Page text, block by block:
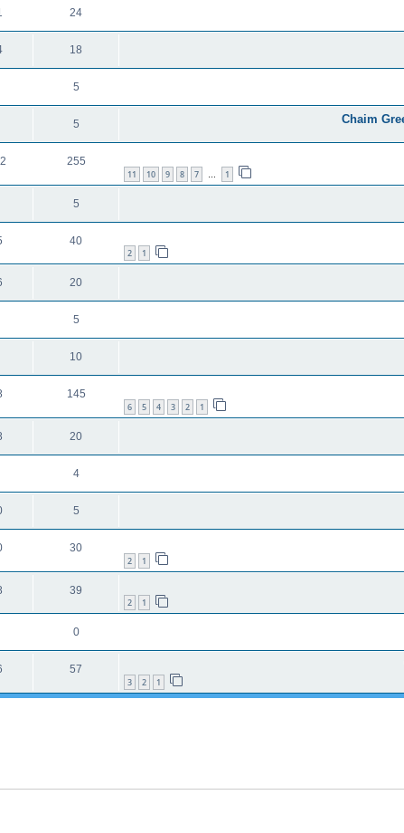
24
18
5
5
1
…
7
8
9
10
11
255
5
1
2
40
20
5
10
1
2
3
4
5
6
145
20
4
5
1
2
30
1
2
39
0
1
2
3
57